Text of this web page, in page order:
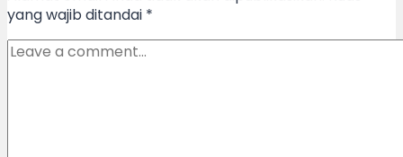
yang wajib ditandai *